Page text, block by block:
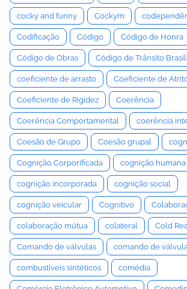
cocky and funny Cockym
Codificação Código Código de Honra
Código de Obras Código de Trânsito
coeficiente de arrasto Coeficiente de
Coeficiente de Rigidez Coerência
Coerência Comportamental coerência
Coesão de Grupo Coesão grupal
Cognição Corporificada cognição humana
cognição incorporada cognição social
cognição veicular Cognitivo
colaboração mútua colateral Cold
Comando de válvulas comando de
combustíveis sintéticos comédia